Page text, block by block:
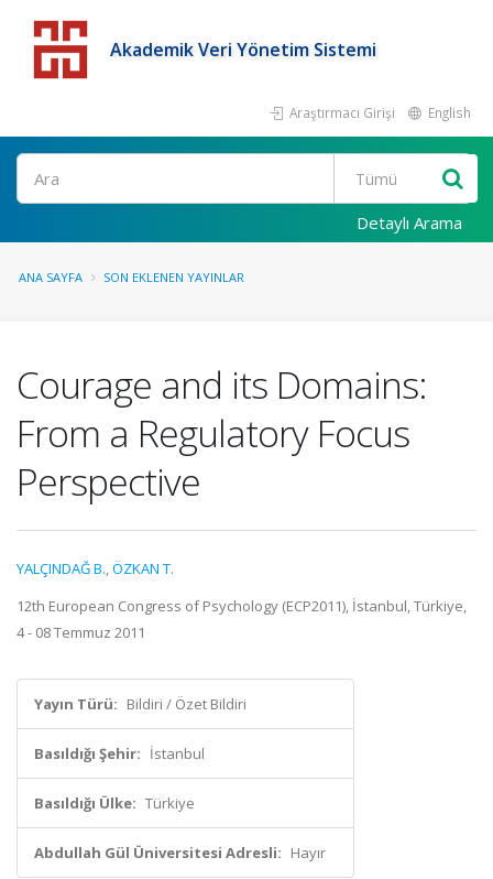
Akademik Veri Yönetim Sistemi
Araştırmacı Girişi English
Detaylı Arama
ANA SAYFA SON EKLENEN YAYINLAR
Courage and its Domains:
From a Regulatory Focus
Perspective
YALÇINDAĞ B.,ÖZKAN T.
12th European Congress of Psychology (ECP2011), İstanbul, Türkiye,
4 - 08 Temmuz 2011
Yayın Türü: Bildiri / Özet Bildiri
Basıldığı Şehir: İstanbul
Basıldığı Ülke: Türkiye
Abdullah Gül Üniversitesi Adresli: Hayır